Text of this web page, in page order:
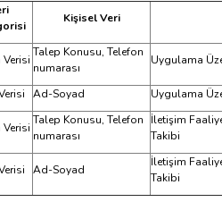
Kişisel Veri
Talep Konusu, Telefon
numarası
Uygulama
Ad-Soyad
Uygulama
Talep Konusu, Telefon
numarası
İletişim
Takibi
Ad-Soyad
İletişim
Takibi